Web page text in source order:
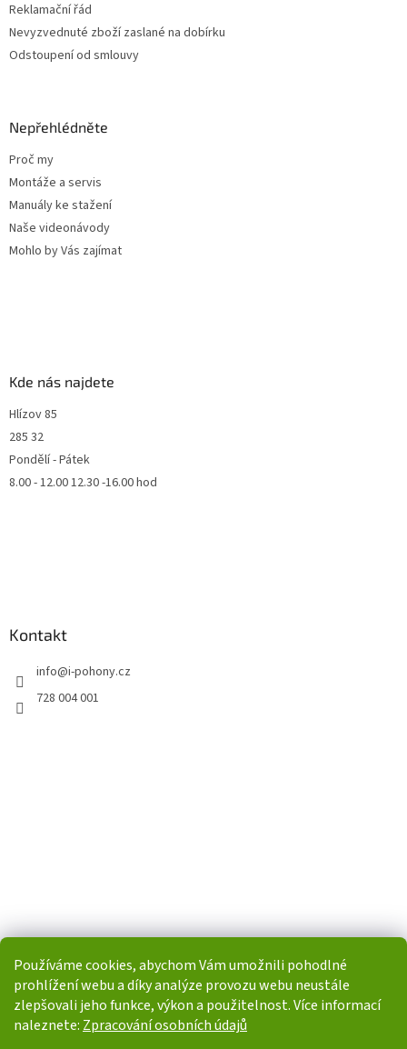
Používáme cookies, abychom Vám umožnili pohodlné
prohlížení webu a díky analýze provozu webu neustále
zlepšovali jeho funkce, výkon a použitelnost. Více informací
naleznete: Zpracování osobních údajů
Reklamační řád
Nevyzvednuté zboží zaslané na dobírku
Odstoupení od smlouvy
Nepřehlédněte
Proč my
Montáže a servis
Manuály ke stažení
Naše videonávody
Mohlo by Vás zajímat
Kde nás najdete
Hlízov 85
285 32
Pondělí - Pátek
8.00 - 12.00 12.30 -16.00 hod
Kontakt
info@i-pohony.cz
728 004 001